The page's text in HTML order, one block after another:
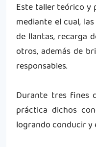
Este taller teórico y
mediante el cual,
de llantas, recarga
otros, además de
responsables.
Durante tres fines
práctica dichos
logrando conducir y